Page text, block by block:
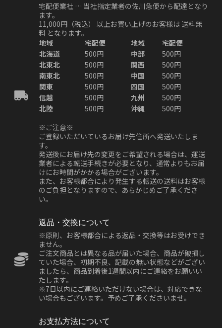
宅配便業社 … 当社指定業者の佐川急便から配達となり
ます。
11,000円（税込）
以上お買い上げのお客様は 送料無
料 となります。
地域
宅配便 地域
宅配便
北海道
500円 中部
500円
北東北
500円 関西
500円
南東北
500円 中国
500円
関東
500円 四国
500円
信越
500円 九州
500円
北陸
500円 沖縄
500円
※ご注意※
ご登録いただいているお届け先住所へ発送いたしま
す。
発送後にお届け先の変更をご希望される場合は、運送
業者による転送手続きが必要となり、通常よりもお届
けにお時間がかかる場合がございます。
また、お客様都合により発生する転送の送料はお客様
のご負担となりますので、あらかじめご了承くださ
い。
返品・交換について
※原則、お客様都合による返品・交換等はお受けでき
ません。
ご注文商品とは異なる品が届いた場合、商品が破損し
ていた場合、初期不良、記載の無い状態などがござい
ましたら、商品到着後1週間以内にご連絡をお願いい
たします。
※7日以内にご連絡いただけない場合は、対応できな
い場合もございます。予めご了承くださいませ。
お支払方法について